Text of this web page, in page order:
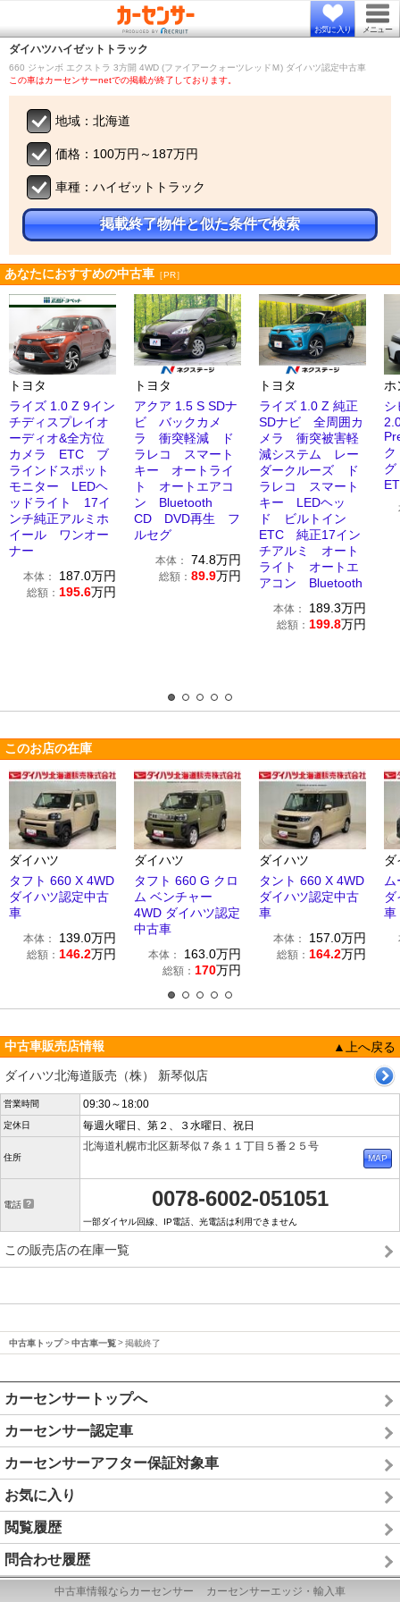
お気に入り メニュー
ダイハツハイゼットトラック
660 ジャンボ エクストラ 3方開 4WD (ファイアークォーツレッドＭ) ダイハツ認定中古車
この車はカーセンサーnetでの掲載が終了しております。
地域：北海道
価格：100万円～187万円
車種：ハイゼットトラック
掲載終了物件と似た条件で検索
あなたにおすすめの中古車 ［PR］
トヨタ
ライズ 1.0 Z 9イン
チディスプレイオ
ーディオ&全方位
カメラ ETC ブ
ラインドスポット
モニター LEDヘ
ッドライト 17イ
ンチ純正アルミホ
イール ワンオー
ナー
本体： 187.0万円
総額： 195.6万円
トヨタ
アクア 1.5 S SDナ
ビ バックカメ
ラ 衝突軽減 ド
ラレコ スマート
キー オートライ
ト オートエアコ
ン Bluetooth
CD DVD再生 フ
ルセグ
本体： 74.8万円
総額： 89.9万円
トヨタ
ライズ 1.0 Z 純正
SDナビ 全周囲カ
メラ 衝突被害軽
減システム レー
ダークルーズ ド
ラレコ スマート
キー LEDヘッ
ド ビルトイン
ETC 純正17イン
チアルミ オート
ライト オートエ
アコン Bluetooth
本体： 189.3万円
総額： 199.8万円
ホ
シ
このお店の在庫
ダイハツ
タフト 660 X 4WD
ダイハツ認定中古
車
本体： 139.0万円
総額： 146.2万円
ダイハツ
タフト 660 G クロ
ム ベンチャー
4WD ダイハツ認定
中古車
本体： 163.0万円
総額： 170万円
ダイハツ
タント 660 X 4WD
ダイハツ認定中古
車
本体： 157.0万円
総額： 164.2万円
車
中古車販売店情報
▲上へ戻る
ダイハツ北海道販売（株） 新琴似店
営業時間 09:30～18:00
定休日 毎週火曜日、第２、３水曜日、祝日
住所
北海道札幌市北区新琴似７条１１丁目５番２５号
電話 0078-6002-051051
一部ダイヤル回線、IP電話、光電話は利用できません
この販売店の在庫一覧
中古車トップ 中古車一覧 掲載終了
カーセンサートップへ
カーセンサー認定車
カーセンサーアフター保証対象車
お気に入り
閲覧履歴
問合わせ履歴
中古車情報ならカーセンサー カーセンサーエッジ・輸入車